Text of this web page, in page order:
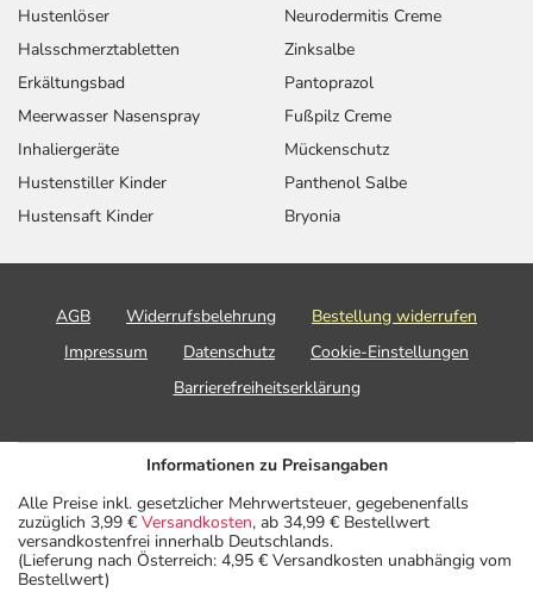
Hustenlöser
Halsschmerztabletten
Erkältungsbad
Meerwasser Nasenspray
Inhaliergeräte
Hustenstiller Kinder
Hustensaft Kinder
Neurodermitis Creme
Zinksalbe
Pantoprazol
Fußpilz Creme
Mückenschutz
Panthenol Salbe
Bryonia
AGB Widerrufsbelehrung
Bestellung widerrufen
Impressum
Datenschutz
Cookie-Einstellungen
Barrierefreiheitserklärung
Informationen zu Preisangaben
Alle Preise inkl. gesetzlicher Mehrwertsteuer, gegebenenfalls
zuzüglich 3,99 € Versandkosten, ab 34,99 € Bestellwert
versandkostenfrei innerhalb Deutschlands.
(Lieferung nach Österreich: 4,95 € Versandkosten unabhängig vom
Bestellwert)